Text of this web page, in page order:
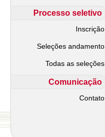
Processo seletivo
Inscrição
Seleções andamento
Todas as seleções
Comunicação
Contato